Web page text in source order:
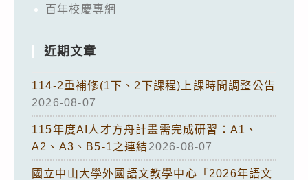
百年校慶專網
近期文章
114-2重補修(1下、2下課程)上課時間調整公告
2026-08-07
115年度AI人才方舟計畫需完成研習：A1、
A2、A3、B5-1之連結2026-08-07
國立中山大學外國語文教學中心「2026年語文